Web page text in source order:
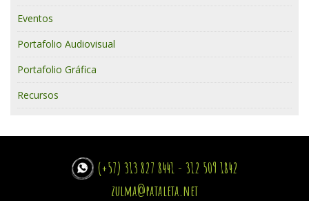
Eventos
Portafolio Audiovisual
Portafolio Gráfica
Recursos
(+57) 313 827 8441 - 312 509 1842
zulma@pataleta.net